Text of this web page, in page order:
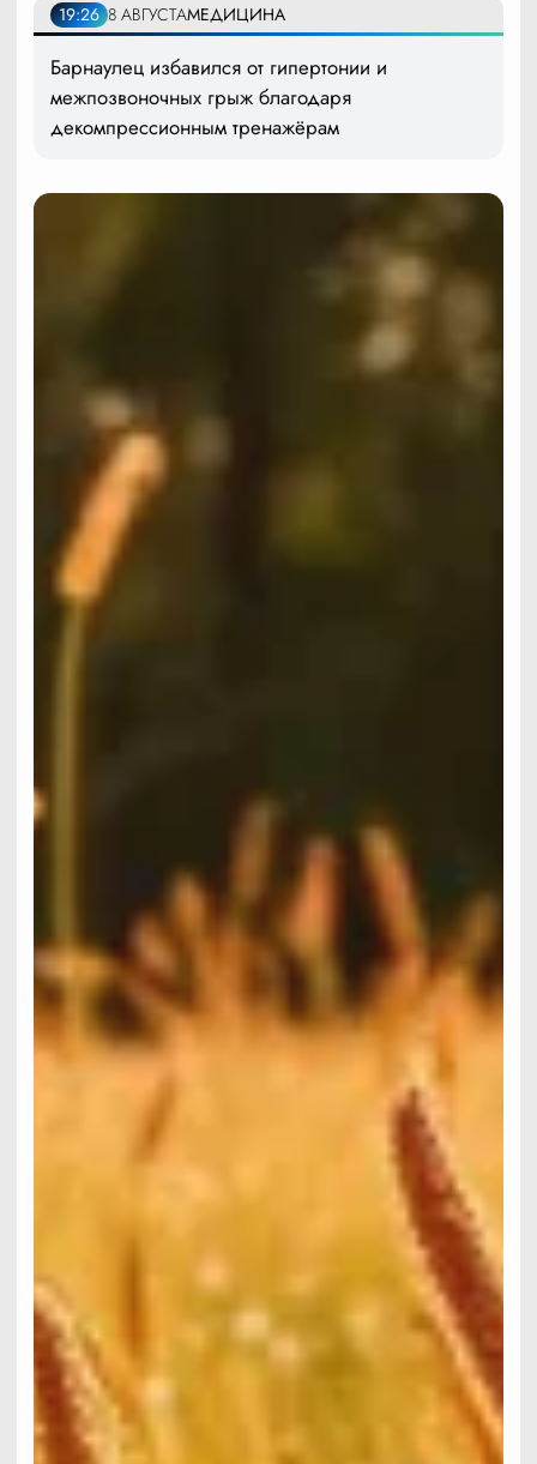
19:26 8 АВГУСТАМЕДИЦИНА
Барнаулец избавился от гипертонии и
межпозвоночных грыж благодаря
декомпрессионным тренажёрам